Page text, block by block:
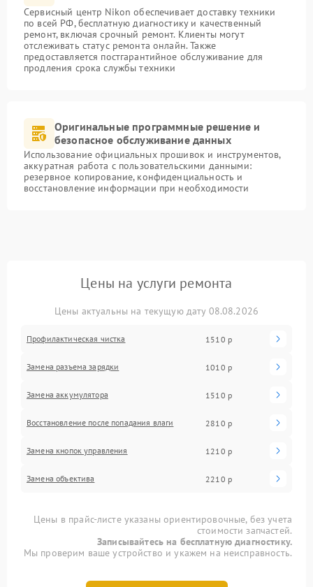
Сервисный центр Nikon обеспечивает доставку техники
по всей РФ, бесплатную диагностику и качественный
ремонт, включая срочный ремонт. Клиенты могут
отслеживать статус ремонта онлайн. Также
предоставляется постгарантийное обслуживание для
продления срока службы техники
Оригинальные программные решение и
безопасное обслуживание данных
Использование официальных прошивок и инструментов,
аккуратная работа с пользовательскими данными:
резервное копирование, конфиденциальность и
восстановление информации при необходимости
Цены на услуги ремонта
Цены актуальны на текущую дату 08.08.2026
Профилактическая чистка 1510 р
Замена разъема зарядки 1010 р
Замена аккумулятора 1510 р
Восстановление после попадания влаги 2810 р
Замена кнопок управления 1210 р
Замена объектива 2210 р
Цены в прайс-листе указаны ориентировочные, без учета
стоимости запчастей.
Записывайтесь на бесплатную диагностику.
Мы проверим ваше устройство и укажем на неисправность.